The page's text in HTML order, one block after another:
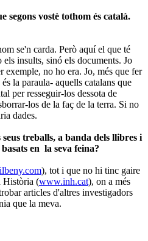
segons vostè tothom és català.
se'n carda. Però aquí el que té
els insults, sinó els documents. Jo
no ho era. Jo, més que fer
la paraula- aquells catalans que
per resseguir-los dessota de
los de la faç de la terra. Si no
dades.
treballs, a banda dels llibres i
en la seva feina?
), tot i que no hi tinc gaire
Història (www.inh.cat), on a més
articles d'altres investigadors
que la meva.